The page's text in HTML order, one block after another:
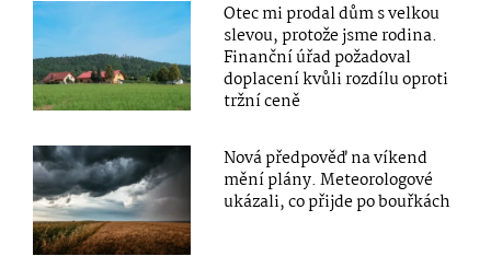
Otec mi prodal dům s velkou
slevou, protože jsme rodina.
Finanční úřad požadoval
doplacení kvůli rozdílu oproti
tržní ceně
Nová předpověď na víkend
mění plány. Meteorologové
ukázali, co přijde po bouřkách